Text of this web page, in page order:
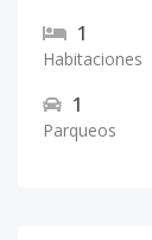
1
Habitaciones
1
Parqueos